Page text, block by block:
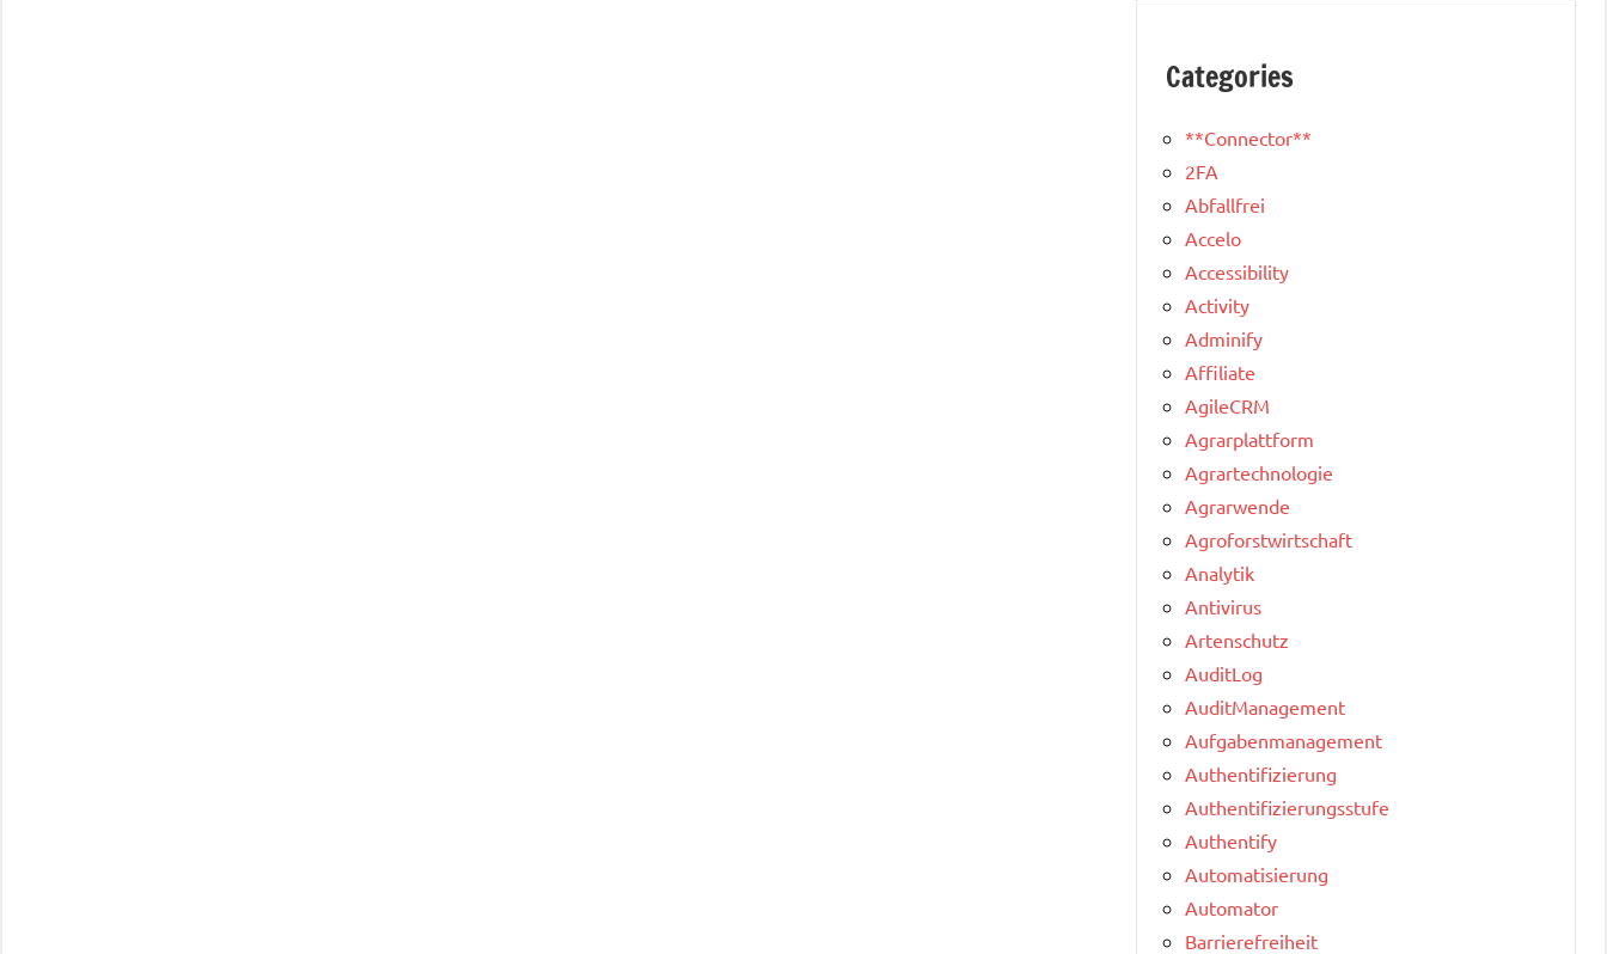
Categories
**Connector**
2FA
Abfallfrei
Accelo
Accessibility
Activity
Adminify
Affiliate
AgileCRM
Agrarplattform
Agrartechnologie
Agrarwende
Agroforstwirtschaft
Analytik
Antivirus
Artenschutz
AuditLog
AuditManagement
Aufgabenmanagement
Authentifizierung
Authentifizierungsstufe
Authentify
Automatisierung
Automator
Barrierefreiheit